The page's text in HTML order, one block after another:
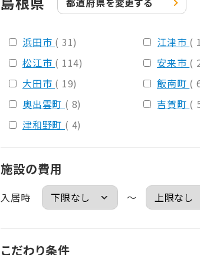
浜田市 ( 31) 江津市 (
松江市 ( 114) 安来市 (
大田市 ( 19) 飯南町 (
奥出雲町 ( 8) 吉賀町 (
津和野町 ( 4)
施設の費用
入居時 ～
こだわり条件